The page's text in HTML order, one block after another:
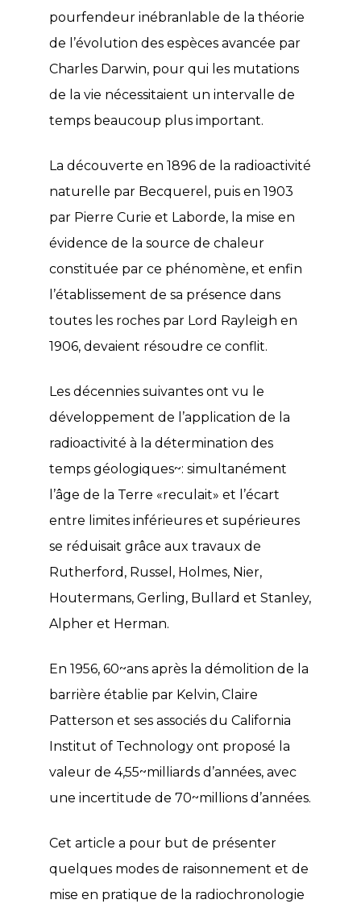
pourfendeur inébranlable de la théorie
de l’évolution des espèces avancée par
Charles Darwin, pour qui les mutations
de la vie nécessitaient un intervalle de
temps beaucoup plus important.
La découverte en 1896 de la radioactivité
naturelle par Becquerel, puis en 1903
par Pierre Curie et Laborde, la mise en
évidence de la source de chaleur
constituée par ce phénomène, et enfin
l’établissement de sa présence dans
toutes les roches par Lord Rayleigh en
1906, devaient résoudre ce conflit.
Les décennies suivantes ont vu le
développement de l’application de la
radioactivité à la détermination des
temps géologiques~: simultanément
l’âge de la Terre «reculait» et l’écart
entre limites inférieures et supérieures
se réduisait grâce aux travaux de
Rutherford, Russel, Holmes, Nier,
Houtermans, Gerling, Bullard et Stanley,
Alpher et Herman.
En 1956, 60~ans après la démolition de la
barrière établie par Kelvin, Claire
Patterson et ses associés du California
Institut of Technology ont proposé la
valeur de 4,55~milliards d’années, avec
une incertitude de 70~millions d’années.
Cet article a pour but de présenter
quelques modes de raisonnement et de
mise en pratique de la radiochronologie